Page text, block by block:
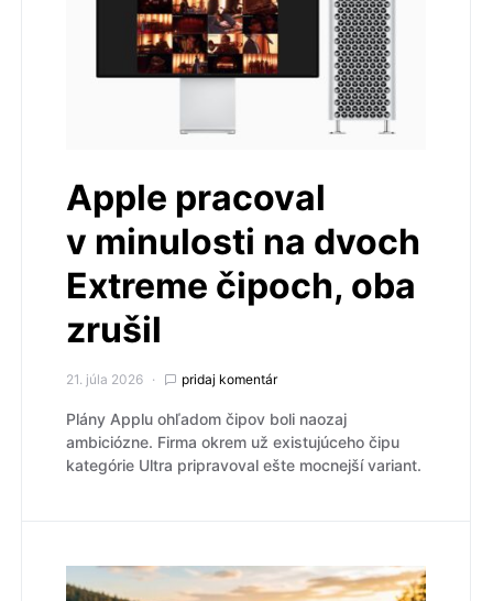
Apple pracoval
v minulosti na dvoch
Extreme čipoch, oba
zrušil
21. júla 2026 pridaj komentár
Plány Applu ohľadom čipov boli naozaj
ambiciózne. Firma okrem už existujúceho čipu
kategórie Ultra pripravoval ešte mocnejší variant.